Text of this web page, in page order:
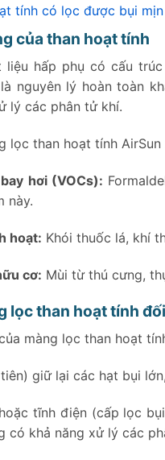
tính có lọc được bụi
có bị rơi ra ngoài trong
lọc than hoạt tính?
của than hoạt tính
liệu hấp phụ có cấu
nguyên lý hoàn toàn
lý các phân tử khí.
lọc than hoạt tính
hơi (VOCs):
này.
hoạt: Khói thuốc lá, khí
cơ: Mùi từ thú cưng,
lọc than hoạt tính
màng lọc than hoạt
giữ lại các hạt bụi
tĩnh điện (cấp lọc
có khả năng xử lý các